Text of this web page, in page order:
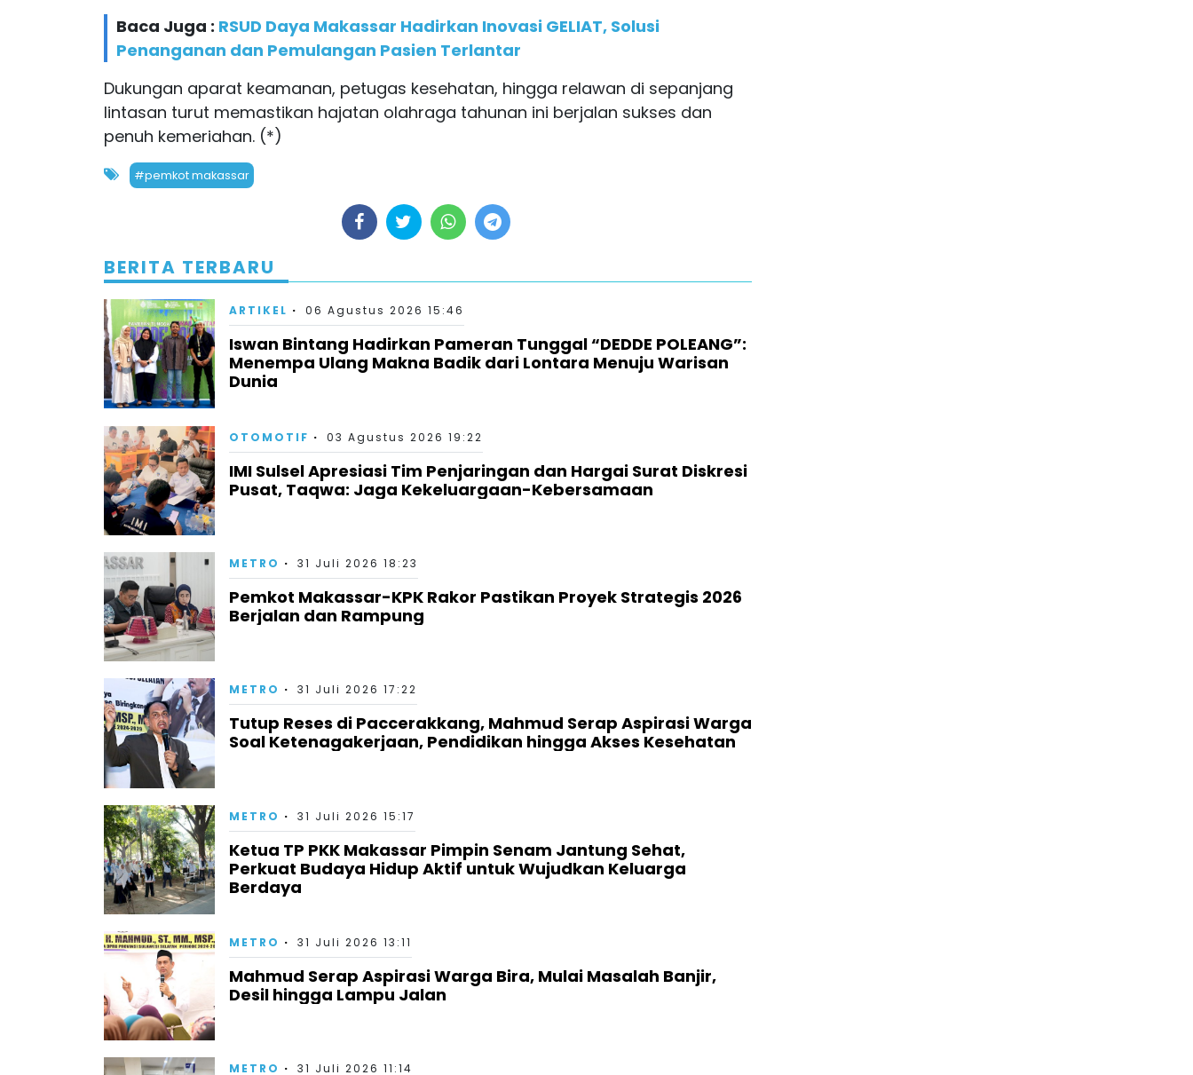
Baca Juga : RSUD Daya Makassar Hadirkan Inovasi GELIAT, Solusi
Penanganan dan Pemulangan Pasien Terlantar
Dukungan aparat keamanan, petugas kesehatan, hingga relawan di sepanjang
lintasan turut memastikan hajatan olahraga tahunan ini berjalan sukses dan
penuh kemeriahan. (*)
#pemkot makassar
BERITA TERBARU
ARTIKEL 06 Agustus 2026 15:46
Iswan Bintang Hadirkan Pameran Tunggal “DEDDE POLEANG”:
Menempa Ulang Makna Badik dari Lontara Menuju Warisan
Dunia
OTOMOTIF 03 Agustus 2026 19:22
IMI Sulsel Apresiasi Tim Penjaringan dan Hargai Surat Diskresi
Pusat, Taqwa: Jaga Kekeluargaan-Kebersamaan
METRO 31 Juli 2026 18:23
Pemkot Makassar-KPK Rakor Pastikan Proyek Strategis 2026
Berjalan dan Rampung
METRO 31 Juli 2026 17:22
Tutup Reses di Paccerakkang, Mahmud Serap Aspirasi Warga
Soal Ketenagakerjaan, Pendidikan hingga Akses Kesehatan
METRO 31 Juli 2026 15:17
Ketua TP PKK Makassar Pimpin Senam Jantung Sehat,
Perkuat Budaya Hidup Aktif untuk Wujudkan Keluarga
Berdaya
METRO 31 Juli 2026 13:11
Mahmud Serap Aspirasi Warga Bira, Mulai Masalah Banjir,
Desil hingga Lampu Jalan
METRO 31 Juli 2026 11:14